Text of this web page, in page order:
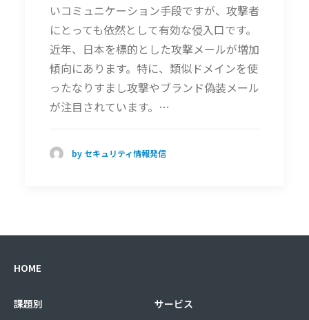
いコミュニケーション手段ですが、攻撃者
にとっても依然として有効な侵入口です。
近年、日本を標的とした攻撃メールが増加
傾向にあります。特に、類似ドメインを使
ったなりすまし攻撃やブランド偽装メール
が注目されています。…
by セキュリティ情報発信
HOME
課題別 サービス